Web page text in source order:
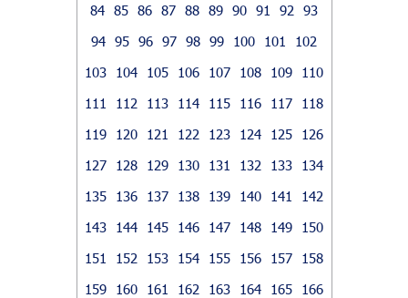
84 85 86 87 88 89 90 91 92
93
94 95 96 97 98 99 100 101
102
103
104 105 106 107 108 109
110
111
112 113 114 115 116 117
118
119
120 121 122 123 124 125
126
127
128 129 130 131 132 133
134
135
136 137 138 139 140 141
142
143
144 145 146 147 148 149
150
151
152 153 154 155 156 157
158
159
160 161 162 163 164 165
166